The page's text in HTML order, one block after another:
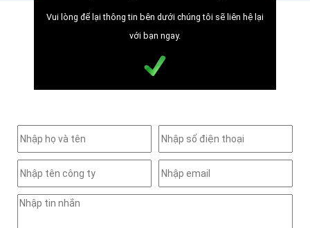
Vui lòng để lại thông tin bên dưới chúng tôi sẽ liên hệ lại
với bạn ngay.